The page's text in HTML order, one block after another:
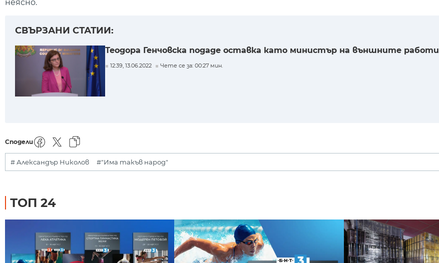
неясно.
СВЪРЗАНИ СТАТИИ:
Теодора Генчовска подаде оставка като министър на външните работи
12:39, 13.06.2022 Чете се за: 00:27 мин.
Сподели
# Александър Николов #"Има такъв народ"
ТОП 24